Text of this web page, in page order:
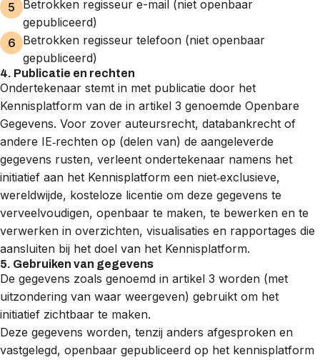
Betrokken regisseur e-mail (niet openbaar
gepubliceerd)
Betrokken regisseur telefoon (niet openbaar
gepubliceerd)
4. Publicatie en rechten
Ondertekenaar stemt in met publicatie door het
Kennisplatform van de in artikel 3 genoemde Openbare
Gegevens. Voor zover auteursrecht, databankrecht of
andere IE‑rechten op (delen van) de aangeleverde
gegevens rusten, verleent ondertekenaar namens het
initiatief aan het Kennisplatform een niet‑exclusieve,
wereldwijde, kosteloze licentie om deze gegevens te
verveelvoudigen, openbaar te maken, te bewerken en te
verwerken in overzichten, visualisaties en rapportages die
aansluiten bij het doel van het Kennisplatform.
5. Gebruiken van gegevens
De gegevens zoals genoemd in artikel 3 worden (met
uitzondering van waar weergeven) gebruikt om het
initiatief zichtbaar te maken.
Deze gegevens worden, tenzij anders afgesproken en
vastgelegd, openbaar gepubliceerd op het kennisplatform